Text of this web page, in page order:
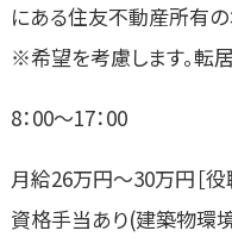
にある住友不動産所有の
※希望を考慮します。転
8：00～17：00
月給26万円～30万円［役
資格手当あり(建築物環